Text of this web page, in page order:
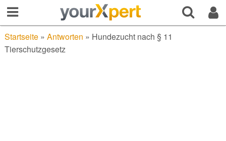
Startseite» Antworten » Hundezucht nach § 11
Tierschutzgesetz